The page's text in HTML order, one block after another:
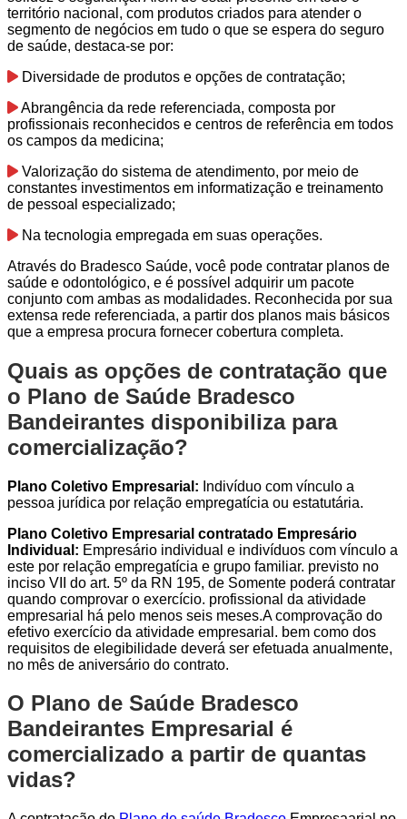
território nacional, com produtos criados para atender o
segmento de negócios em tudo o que se espera do seguro
de saúde, destaca-se por:
Diversidade de produtos e opções de contratação;
Abrangência da rede referenciada, composta por
profissionais reconhecidos e centros de referência em todos
os campos da medicina;
Valorização do sistema de atendimento, por meio de
constantes investimentos em informatização e treinamento
de pessoal especializado;
Na tecnologia empregada em suas operações.
Através do Bradesco Saúde, você pode contratar planos de
saúde e odontológico, e é possível adquirir um pacote
conjunto com ambas as modalidades. Reconhecida por sua
extensa rede referenciada, a partir dos planos mais básicos
que a empresa procura fornecer cobertura completa.
Quais as opções de contratação que
o Plano de Saúde Bradesco
Bandeirantes disponibiliza para
comercialização?
Plano Coletivo Empresarial: Indivíduo com vínculo a
pessoa jurídica por relação empregatícia ou estatutária.
Plano Coletivo Empresarial contratado Empresário
Individual: Empresário individual e indivíduos com vínculo a
este por relação empregatícia e grupo familiar. previsto no
inciso VII do art. 5º da RN 195, de Somente poderá contratar
quando comprovar o exercício. profissional da atividade
empresarial há pelo menos seis meses.A comprovação do
efetivo exercício da atividade empresarial. bem como dos
requisitos de elegibilidade deverá ser efetuada anualmente,
no mês de aniversário do contrato.
O Plano de Saúde Bradesco
Bandeirantes Empresarial é
comercializado a partir de quantas
vidas?